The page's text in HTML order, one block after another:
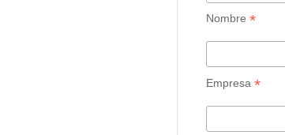
Nombre *
Empresa *